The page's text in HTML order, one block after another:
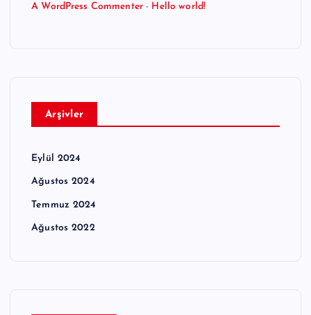
A WordPress Commenter - Hello world!
Arşivler
Eylül 2024
Ağustos 2024
Temmuz 2024
Ağustos 2022